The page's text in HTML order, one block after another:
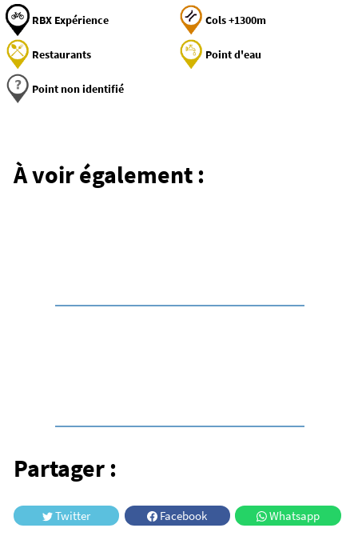
RBX Expérience Cols +1300m
Restaurants Point d'eau
Point non identifié
À voir également :
Auvergne
Partager :
Twitter Facebook Whatsapp